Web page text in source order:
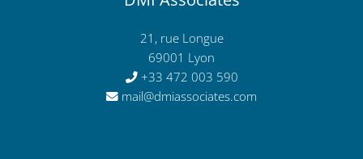
21, rue Longue
69001 Lyon
+33 472 003 590
mail@dmiassociates.com